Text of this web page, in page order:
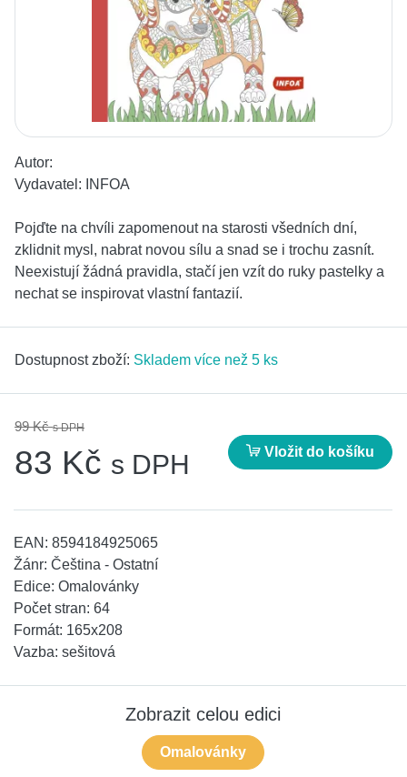
Autor:
Vydavatel:
INFOA
Pojďte na chvíli zapomenout na starosti všedních dní,
zklidnit mysl, nabrat novou sílu a snad se i trochu zasnít.
Neexistují žádná pravidla, stačí jen vzít do ruky pastelky a
nechat se inspirovat vlastní fantazií.
Dostupnost zboží: Skladem více než 5 ks
99 Kčs DPH
83 Kč s DPH Vložit do košíku
EAN: 8594184925065
Žánr: Čeština - Ostatní
Edice: Omalovánky
Počet stran: 64
Formát: 165x208
Vazba: sešitová
Zobrazit celou edici
Omalovánky